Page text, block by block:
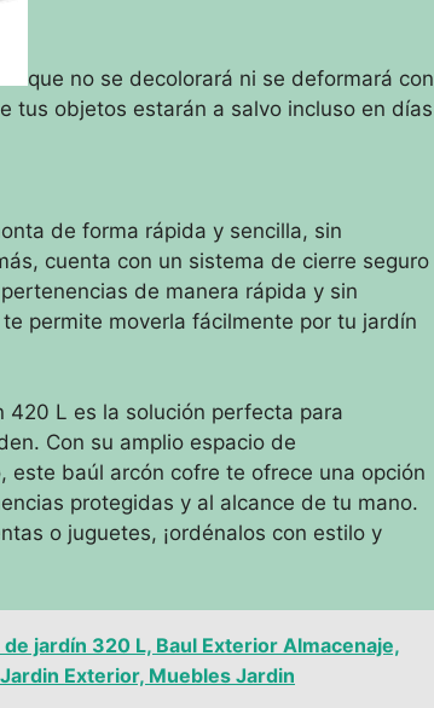
que no se decolorará ni se deformará con
tus objetos estarán a salvo incluso en días
de forma rápida y sencilla, sin
cuenta con un sistema de cierre seguro
de manera rápida y sin
permite moverla fácilmente por tu jardín
420 L es la solución perfecta para
Con su amplio espacio de
baúl arcón cofre te ofrece una opción
protegidas y al alcance de tu mano.
o juguetes, ¡ordénalos con estilo y
jardín 320 L, Baul Exterior Almacenaje,
Exterior, Muebles Jardin